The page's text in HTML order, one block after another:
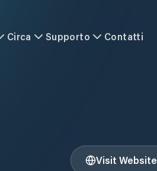
Circa Supporto Contatti
Visit Website